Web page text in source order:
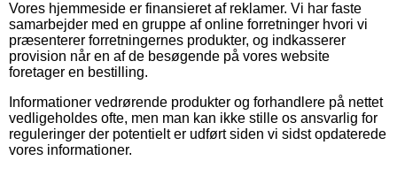
Vores hjemmeside er finansieret af reklamer. Vi har faste
samarbejder med en gruppe af online forretninger hvori vi
præsenterer forretningernes produkter, og indkasserer
provision når en af de besøgende på vores website
foretager en bestilling.
Informationer vedrørende produkter og forhandlere på nettet
vedligeholdes ofte, men man kan ikke stille os ansvarlig for
reguleringer der potentielt er udført siden vi sidst opdaterede
vores informationer.